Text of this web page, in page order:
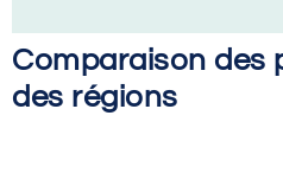
Comparaison des
des régions